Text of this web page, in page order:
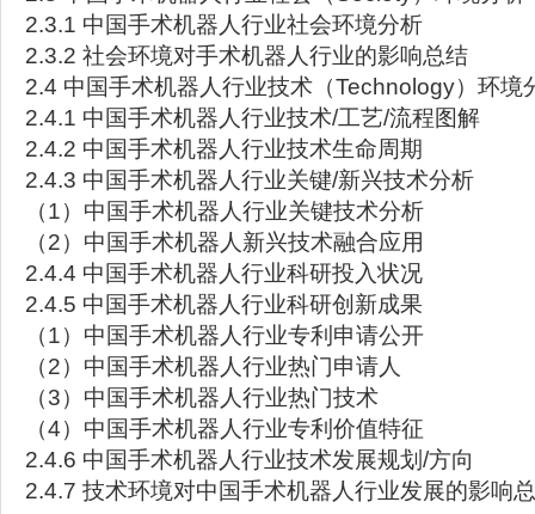
2.3.1 中国手术机器人行业社会环境分析
2.3.2 社会环境对手术机器人行业的影响总结
2.4 中国手术机器人行业技术（Technology）环境
2.4.1 中国手术机器人行业技术/工艺/流程图解
2.4.2 中国手术机器人行业技术生命周期
2.4.3 中国手术机器人行业关键/新兴技术分析
（1）中国手术机器人行业关键技术分析
（2）中国手术机器人新兴技术融合应用
2.4.4 中国手术机器人行业科研投入状况
2.4.5 中国手术机器人行业科研创新成果
（1）中国手术机器人行业专利申请公开
（2）中国手术机器人行业热门申请人
（3）中国手术机器人行业热门技术
（4）中国手术机器人行业专利价值特征
2.4.6 中国手术机器人行业技术发展规划/方向
2.4.7 技术环境对中国手术机器人行业发展的影响